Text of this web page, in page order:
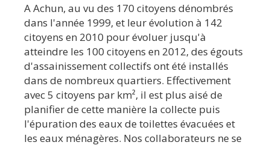
A Achun, au vu des 170 citoyens dénombrés
dans l'année 1999, et leur évolution à 142
citoyens en 2010 pour évoluer jusqu'à
atteindre les 100 citoyens en 2012, des égouts
d'assainissement collectifs ont été installés
dans de nombreux quartiers. Effectivement
avec 5 citoyens par km², il est plus aisé de
planifier de cette manière la collecte puis
l'épuration des eaux de toilettes évacuées et
les eaux ménagères. Nos collaborateurs ne se